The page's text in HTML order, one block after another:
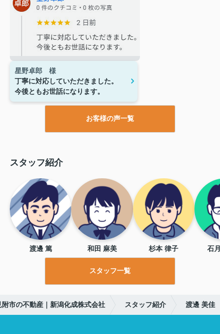
星野卓郎 様
丁寧に対応していただきました。
今後ともお世話になります。
お客様の声一覧
スタッフ紹介
渡邊 篤 和田 麻美 杉本 律子 石
スタッフ一覧
附市の不動産｜新潟化成株式会社 スタッフ紹介 渡邊 美佳